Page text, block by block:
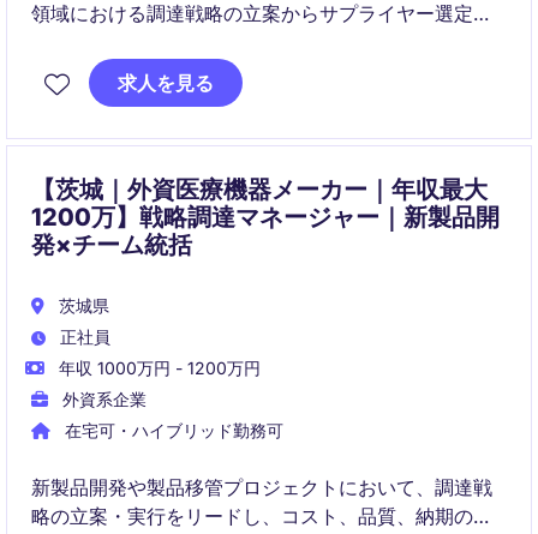
領域における調達戦略の立案からサプライヤー選定、
ョンです。コスト削減だけでなく、品質・サービス・
供給安定性・イノベーションをバランス良く実現しな
求人を見る
【茨城｜外資医療機器メーカー｜年収最大
1200万】戦略調達マネージャー｜新製品開
発×チーム統括
茨城県
正社員
年収 1000万円 - 1200万円
外資系企業
在宅可・ハイブリッド勤務可
新製品開発や製品移管プロジェクトにおいて、調達戦
略の立案・実行をリードし、コスト、品質、納期の最